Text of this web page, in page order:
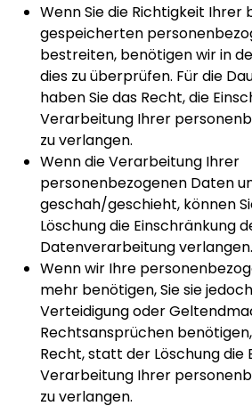
Wenn Sie die Richtigkeit Ihrer
gespeicherten
bestreiten, benötigen wir in
dies zu überprüfen. Für die
haben Sie das Recht, die
Verarbeitung Ihrer
zu verlangen.
Wenn die Verarbeitung Ihrer
personenbezogenen Daten
geschah/geschieht, können
Löschung die Einschränkung
Datenverarbeitung verlangen.
Wenn wir Ihre
mehr benötigen, Sie sie
Verteidigung oder
Rechtsansprüchen
Recht, statt der Löschung die
Verarbeitung Ihrer
zu verlangen.